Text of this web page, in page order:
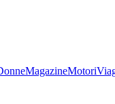
MagazineMotori